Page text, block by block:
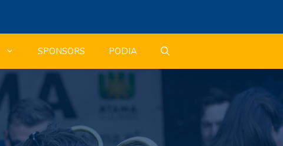
SPONSORS PODIA